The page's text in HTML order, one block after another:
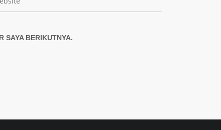
SAYA BERIKUTNYA.